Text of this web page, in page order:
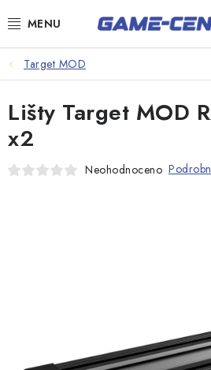
na
Šipky
Poker
Stolní fotbal
Target MOD
Lišty Target MOD
x2
Neohodnoceno